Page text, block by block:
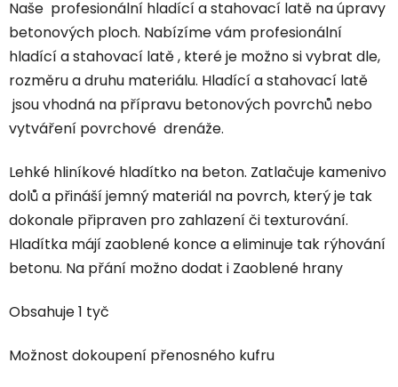
Naše profesionální hladící a stahovací latě na úpravy
betonových ploch. Nabízíme vám profesionální
hladící a stahovací latě , které je možno si vybrat dle,
rozměru a druhu materiálu. Hladící a stahovací latě
jsou vhodná na přípravu betonových povrchů nebo
vytváření povrchové drenáže.
Lehké hliníkové hladítko na beton. Zatlačuje kamenivo
dolů a přináší jemný materiál na povrch, který je tak
dokonale připraven pro zahlazení či texturování.
Hladítka májí zaoblené konce a eliminuje tak rýhování
betonu. Na přání možno dodat i Zaoblené hrany
Obsahuje 1 tyč
Možnost dokoupení přenosného kufru